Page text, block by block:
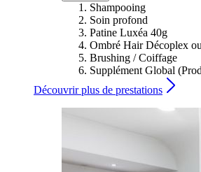
Shampooing
Soin profond
Patine Luxéa 40g
Ombré Hair Décoplex
Brushing / Coiffage
Supplément Global
Découvrir plus de prestations